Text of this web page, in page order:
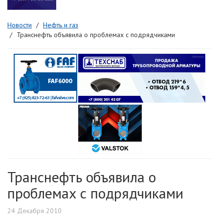
Новости
Нефть и газ
Транснефть объявила о проблемах с подрядчиками
Транснефть объявила о
проблемах с подрядчиками
24 Декабря 2010